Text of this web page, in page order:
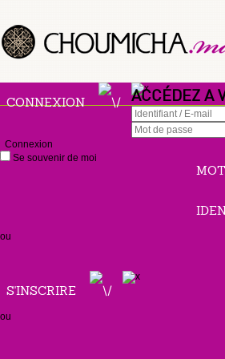
CONNEXION ACCÉDEZ A
Connexion
Se souvenir de moi
ou
S'INSCRIRE
ou